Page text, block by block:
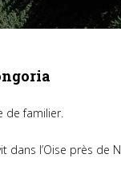
de familier.
dans l’Oise près de